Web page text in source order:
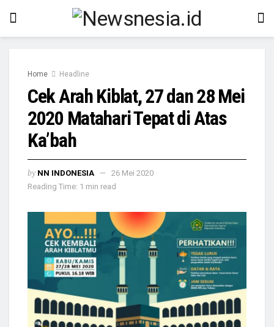
Home Headline
Cek Arah Kiblat, 27 dan 28 Mei
2020 Matahari Tepat di Atas
Ka’bah
by NN INDONESIA
26 Mei 2020
Reading Time: 1 min read